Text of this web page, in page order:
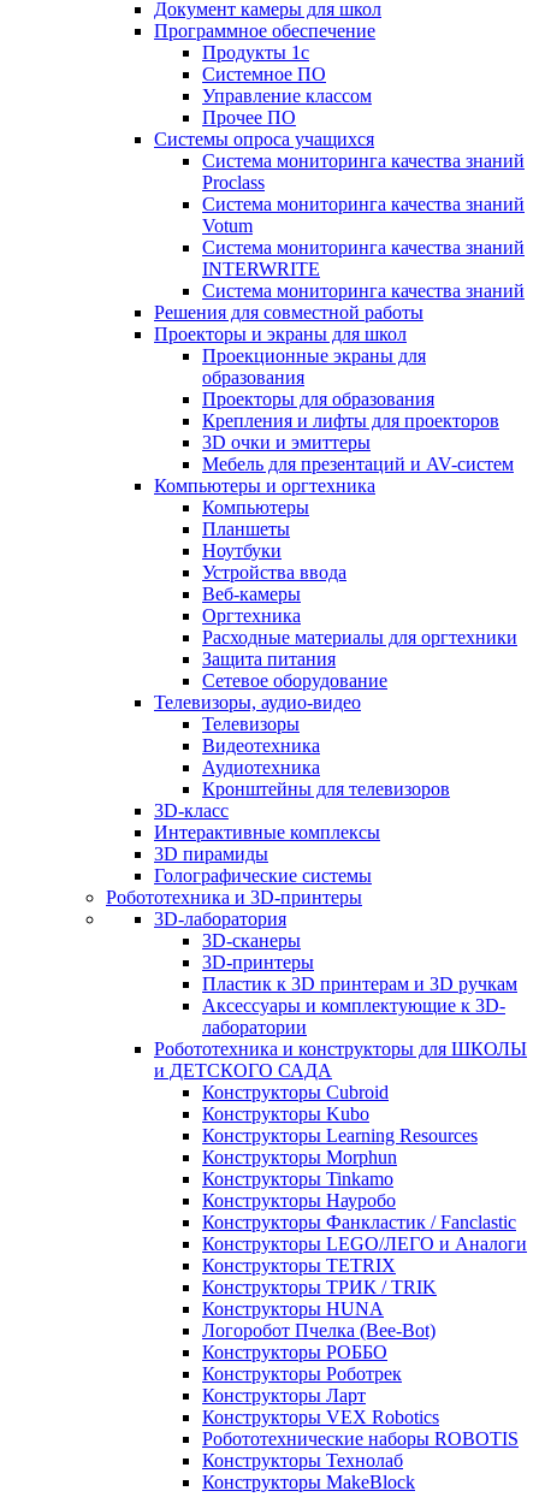
Документ камеры для школ
Программное обеспечение
Продукты 1с
Системное ПО
Управление классом
Прочее ПО
Системы опроса учащихся
Система мониторинга качества знаний
Proclass
Система мониторинга качества знаний
Votum
Система мониторинга качества знаний
INTERWRITE
Система мониторинга качества знаний
Решения для совместной работы
Проекторы и экраны для школ
Проекционные экраны для
образования
Проекторы для образования
Крепления и лифты для проекторов
3D очки и эмиттеры
Мебель для презентаций и AV-систем
Компьютеры и оргтехника
Компьютеры
Планшеты
Ноутбуки
Устройства ввода
Веб-камеры
Оргтехника
Расходные материалы для оргтехники
Защита питания
Сетевое оборудование
Телевизоры, аудио-видео
Телевизоры
Видеотехника
Аудиотехника
Кронштейны для телевизоров
3D-класс
Интерактивные комплексы
3D пирамиды
Голографические системы
Робототехника и 3D-принтеры
3D-лаборатория
3D-сканеры
3D-принтеры
Пластик к 3D принтерам и 3D ручкам
Аксессуары и комплектующие к 3D-
лаборатории
Робототехника и конструкторы для ШКОЛЫ
и ДЕТСКОГО САДА
Конструкторы Cubroid
Конструкторы Kubo
Конструкторы Learning Resources
Конструкторы Morphun
Конструкторы Tinkamo
Конструкторы Науробо
Конструкторы Фанкластик / Fanclastic
Конструкторы LEGO/ЛЕГО и Аналоги
Конструкторы TETRIX
Конструкторы ТРИК / TRIK
Конструкторы HUNA
Логоробот Пчелка (Bee-Bot)
Конструкторы РОББО
Конструкторы Роботрек
Конструкторы Ларт
Конструкторы VEX Robotics
Робототехнические наборы ROBOTIS
Конструкторы Технолаб
Конструкторы MakeBlock